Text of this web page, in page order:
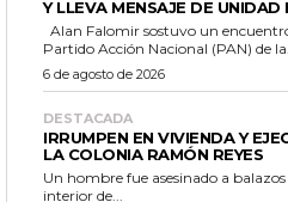
Y LLEVA MENSAJE DE UNIDAD
Partido Acción Nacional (PAN) de la...
6 de agosto de 2026
DESTACADA
IRRUMPEN EN VIVIENDA Y
LA COLONIA RAMÓN REYES
Un hombre fue asesinado a balazos
interior de...